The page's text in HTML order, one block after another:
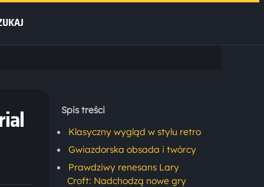
Spis treści
Klasyczny wygląd w stylu retro
Gwiazdorska obsada i twórcy
Prawdziwy renesans Lary
Croft: Nadchodzą nowe gry